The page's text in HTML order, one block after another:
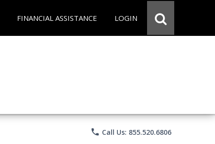
FINANCIAL ASSISTANCE LOGIN
phone Call Us: 855.520.6806